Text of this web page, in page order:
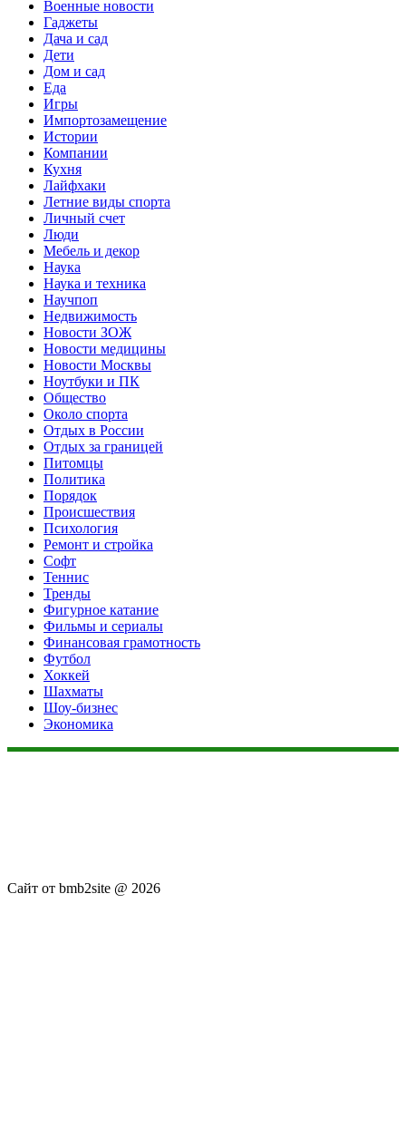
Военные новости
Гаджеты
Дача и сад
Дети
Дом и сад
Еда
Игры
Импортозамещение
Истории
Компании
Кухня
Лайфхаки
Летние виды спорта
Личный счет
Люди
Мебель и декор
Наука
Наука и техника
Научпоп
Недвижимость
Новости ЗОЖ
Новости медицины
Новости Москвы
Ноутбуки и ПК
Общество
Около спорта
Отдых в России
Отдых за границей
Питомцы
Политика
Порядок
Происшествия
Психология
Ремонт и стройка
Софт
Теннис
Тренды
Фигурное катание
Фильмы и сериалы
Финансовая грамотность
Футбол
Хоккей
Шахматы
Шоу-бизнес
Экономика
Сайт от bmb2site @ 2026